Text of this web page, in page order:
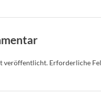
veröffentlicht. Erforderliche